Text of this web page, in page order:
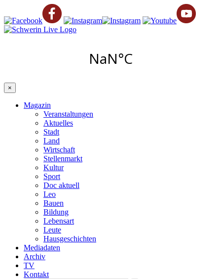
×
Magazin
Veranstaltungen
Aktuelles
Stadt
Land
Wirtschaft
Stellenmarkt
Kultur
Sport
Doc aktuell
Leo
Bauen
Bildung
Lebensart
Leute
Hausgeschichten
Mediadaten
Archiv
TV
Kontakt